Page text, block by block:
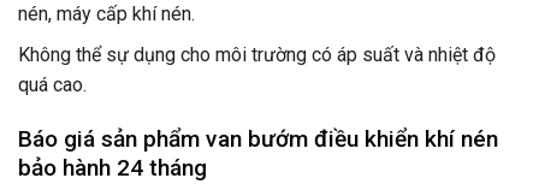
nén, máy cấp khí nén.
Không thể sự dụng cho môi trường có áp suất và nhiệt độ
quá cao.
Báo giá sản phẩm van bướm điều khiển khí nén
bảo hành 24 tháng